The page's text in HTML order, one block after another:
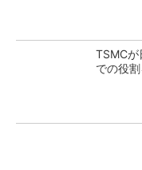
TSMC
での役